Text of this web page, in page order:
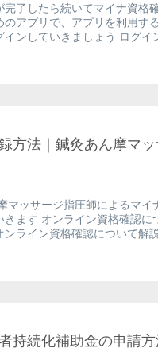
完了したら続いてマイナ資格
のアプリで、アプリを利用す
インしていきましょう ログイ
方法｜鍼灸あん摩マ
マッサージ指圧師によるマ
きます オンライン資格確認
ライン資格確認について解
持続化補助金の申請